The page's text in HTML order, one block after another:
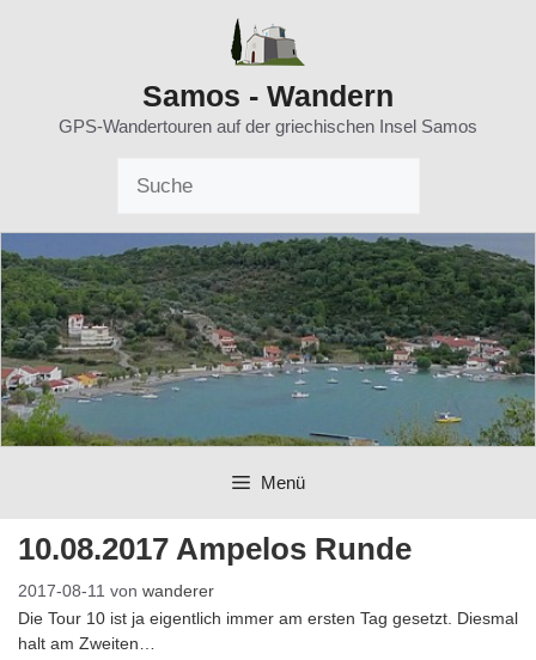
Samos - Wandern
GPS-Wandertouren auf der griechischen Insel Samos
Menü
10.08.2017 Ampelos Runde
2017-08-11 von wanderer
Die Tour 10 ist ja eigentlich immer am ersten Tag gesetzt. Diesmal
halt am Zweiten…